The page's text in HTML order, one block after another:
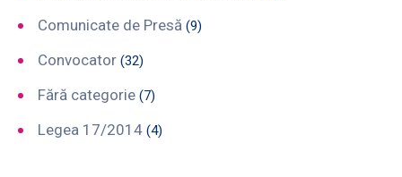
Comunicate de Presă (9)
Convocator (32)
Fără categorie (7)
Legea 17/2014 (4)